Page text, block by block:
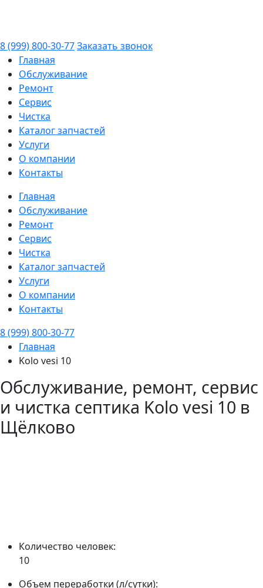
8 (999) 800-30-77Заказать звонок
Главная
Обслуживание
Ремонт
Сервис
Чистка
Каталог запчастей
Услуги
О компании
Контакты
Главная
Обслуживание
Ремонт
Сервис
Чистка
Каталог запчастей
Услуги
О компании
Контакты
8 (999) 800-30-77
Главная
Kolo vesi 10
Обслуживание, ремонт, сервис
и чистка септика Kolo vesi 10 в
Щёлково
Количество человек:
10
Объем переработки (л/сутки):